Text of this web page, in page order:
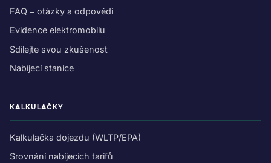
FAQ – otázky a odpovědi
Evidence elektromobilu
Sdílejte svou zkušenost
Nabíjecí stanice
KALKULAČKY
Kalkulačka dojezdu (WLTP/EPA)
Srovnání nabíjecích tarifů